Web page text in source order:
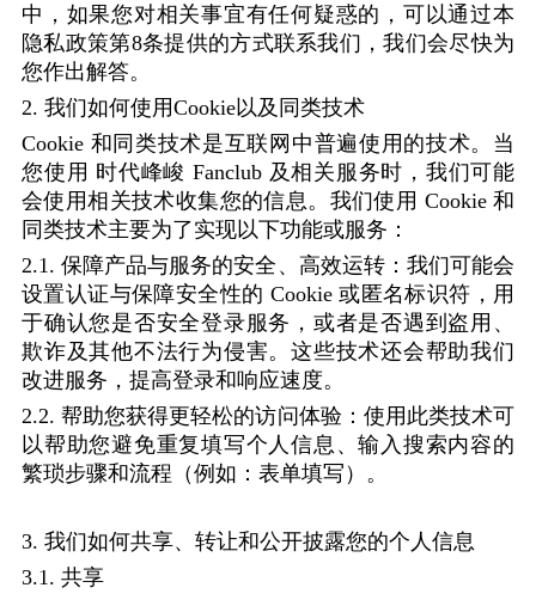
中，如果您对相关事宜有任何疑惑的，可以通过本
隐私政策第8条提供的方式联系我们，我们会尽快为
您作出解答。
2. 我们如何使用Cookie以及同类技术
Cookie 和同类技术是互联网中普遍使用的技术。当
您使用 时代峰峻 Fanclub 及相关服务时，我们可能
会使用相关技术收集您的信息。我们使用 Cookie和
同类技术主要为了实现以下功能或服务：
2.1.保障产品与服务的安全、高效运转：我们可能会
设置认证与保障安全性的 Cookie或匿名标识符，用
于确认您是否安全登录服务，或者是否遇到盗用、
欺诈及其他不法行为侵害。这些技术还会帮助我们
改进服务，提高登录和响应速度。
2.2.帮助您获得更轻松的访问体验：使用此类技术可
以帮助您避免重复填写个人信息、输入搜索内容的
繁琐步骤和流程（例如：表单填写）。
3. 我们如何共享、转让和公开披露您的个人信息
3.1. 共享